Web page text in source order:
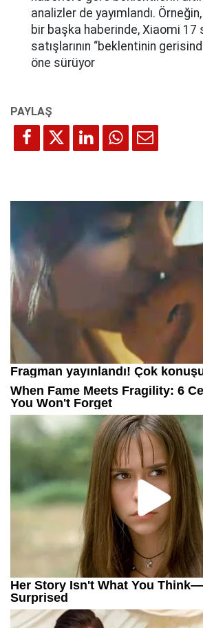
analizler de yayımlandı.
bir başka haberinde, Xiaomi 17
satışlarının “beklentinin
öne sürüyor